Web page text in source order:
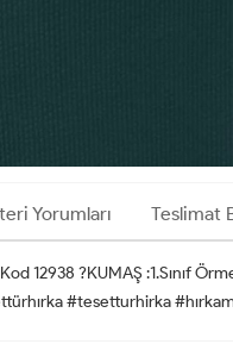
Yorumları Teslimat
12938 ?KUMAŞ :1.Sınıf
#tesetturhirka